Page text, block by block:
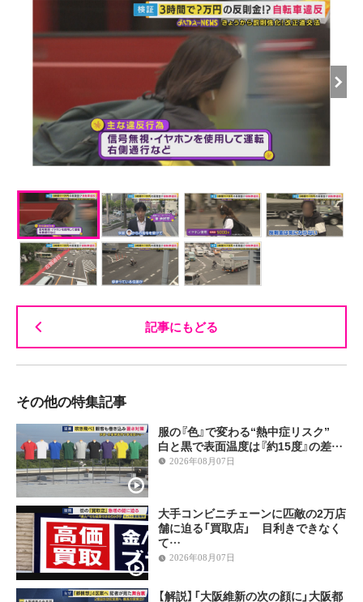
記事にもどる
その他の特集記事
服の『色』で変わる“熱中症リスク”
白と黒で表面温度は『約15度』の差…
2026年08月07日
大手コンビニチェーンに匹敵の2万店
舗に迫る「買取店」 目利きできなく
て…
2026年08月07日
【解説】「大阪維新の次の顔に」大阪都